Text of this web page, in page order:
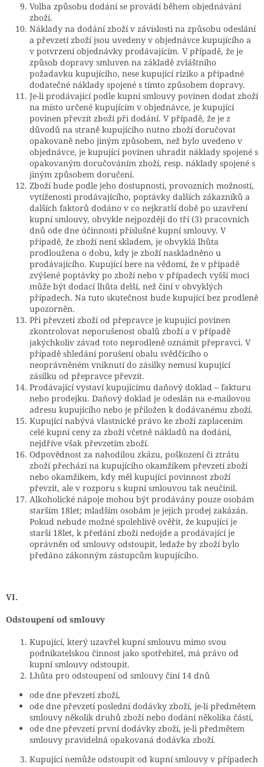
Volba způsobu dodání se provádí během objednávání
zboží.
Náklady na dodání zboží v závislosti na způsobu odeslání
a převzetí zboží jsou uvedeny v objednávce kupujícího a
v potvrzení objednávky prodávajícím. V případě, že je
způsob dopravy smluven na základě zvláštního
požadavku kupujícího, nese kupující riziko a případné
dodatečné náklady spojené s tímto způsobem dopravy.
Je-li prodávající podle kupní smlouvy povinen dodat zboží
na místo určené kupujícím v objednávce, je kupující
povinen převzít zboží při dodání. V případě, že je z
důvodů na straně kupujícího nutno zboží doručovat
opakovaně nebo jiným způsobem, než bylo uvedeno v
objednávce, je kupující povinen uhradit náklady spojené s
opakovaným doručováním zboží, resp. náklady spojené s
jiným způsobem doručení.
Zboží bude podle jeho dostupnosti, provozních možností,
vytíženosti prodávajícího, poptávky dalších zákazníků a
dalších faktorů dodáno v co nejkratší době po uzavření
kupní smlouvy, obvykle nejpozději do tří (3) pracovních
dnů ode dne účinnosti příslušné kupní smlouvy. V
případě, že zboží není skladem, je obvyklá lhůta
prodloužena o dobu, kdy je zboží naskladněno u
prodávajícího. Kupující bere na vědomí, že v případě
zvýšené poptávky po zboží nebo v případech vyšší moci
může být dodací lhůta delší, než činí v obvyklých
případech. Na tuto skutečnost bude kupující bez prodleně
upozorněn.
Při převzetí zboží od přepravce je kupující povinen
zkontrolovat neporušenost obalů zboží a v případě
jakýchkoliv závad toto neprodleně oznámit přepravci. V
případě shledání porušení obalu svědčícího o
neoprávněném vniknutí do zásilky nemusí kupující
zásilku od přepravce převzít.
Prodávající vystaví kupujícímu daňový doklad – fakturu
nebo prodejku. Daňový doklad je odeslán na e-mailovou
adresu kupujícího nebo je přiložen k dodávanému zboží.
Kupující nabývá vlastnické právo ke zboží zaplacením
celé kupní ceny za zboží včetně nákladů na dodání,
nejdříve však převzetím zboží.
Odpovědnost za nahodilou zkázu, poškození či ztrátu
zboží přechází na kupujícího okamžikem převzetí zboží
nebo okamžikem, kdy měl kupující povinnost zboží
převzít, ale v rozporu s kupní smlouvou tak neučinil.
Alkoholické nápoje mohou být prodávány pouze osobám
starším 18let; mladším osobám je jejich prodej zakázán.
Pokud nebude možné spolehlivě ověřit, že kupující je
starší 18let, k předání zboží nedojde a prodávající je
oprávněn od smlouvy odstoupit, ledaže by zboží bylo
předáno zákonným zástupcům kupujícího.
VI.
Odstoupení od smlouvy
Kupující, který uzavřel kupní smlouvu mimo svou
podnikatelskou činnost jako spotřebitel, má právo od
kupní smlouvy odstoupit.
Lhůta pro odstoupení od smlouvy činí 14 dnů
ode dne převzetí zboží,
ode dne převzetí poslední dodávky zboží, je-li předmětem
smlouvy několik druhů zboží nebo dodání několika částí,
ode dne převzetí první dodávky zboží, je-li předmětem
smlouvy pravidelná opakovaná dodávka zboží.
Kupující nemůže odstoupit od kupní smlouvy v případech